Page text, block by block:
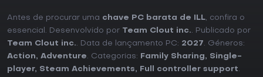
Antes de procurar uma chave PC barata de ILL, confira o
essencial. Desenvolvido por Team Clout inc.. Publicado por
Team Clout inc.. Data de lançamento PC: 2027. Géneros:
Action, Adventure. Categorias: Family Sharing, Single-
player, Steam Achievements, Full controller support.